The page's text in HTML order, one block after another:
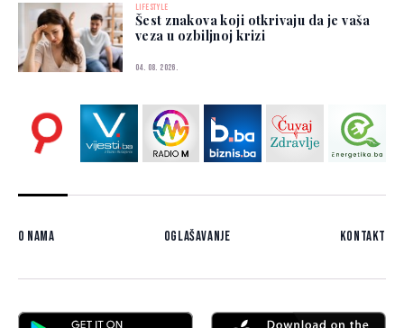
LIFESTYLE
Šest znakova koji otkrivaju da je vaša
veza u ozbiljnoj krizi
04. 08. 2026.
O nama Oglašavanje Kontakt